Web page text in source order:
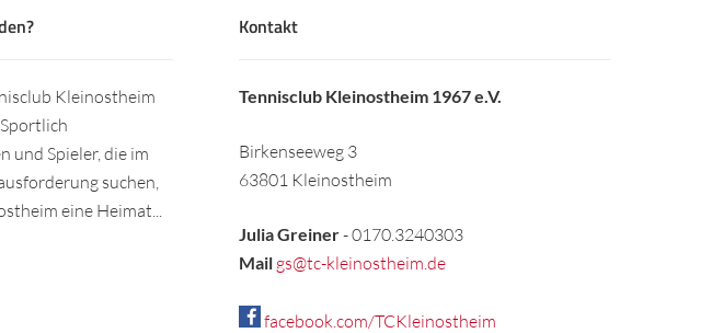
Kleinostheim
und Spieler, die im
suchen,
eine Heimat...
Kontakt
Tennisclub Kleinostheim 1967 e.V.
Birkenseeweg 3
63801 Kleinostheim
Julia Greiner- 0170.3240303
Mail gs@tc-kleinostheim.de
facebook.com/TCKleinostheim